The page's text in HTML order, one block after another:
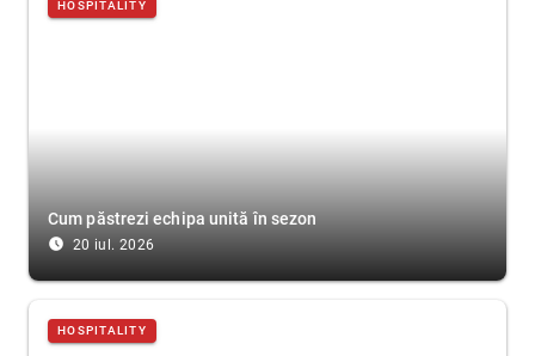
HOSPITALITY
Cum păstrezi echipa unită în sezon
access_time_filled 20 iul. 2026
HOSPITALITY